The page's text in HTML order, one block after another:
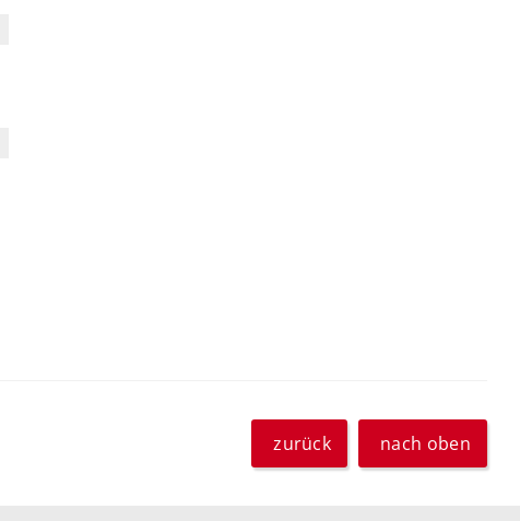
zurück nach oben